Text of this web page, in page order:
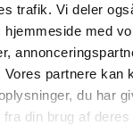
trafik. Vi deler
hjemmeside med
Vores partnere kan
du har
din brug af deres
ikke sløret på
udseendet på
under
of Speed, der
juli.